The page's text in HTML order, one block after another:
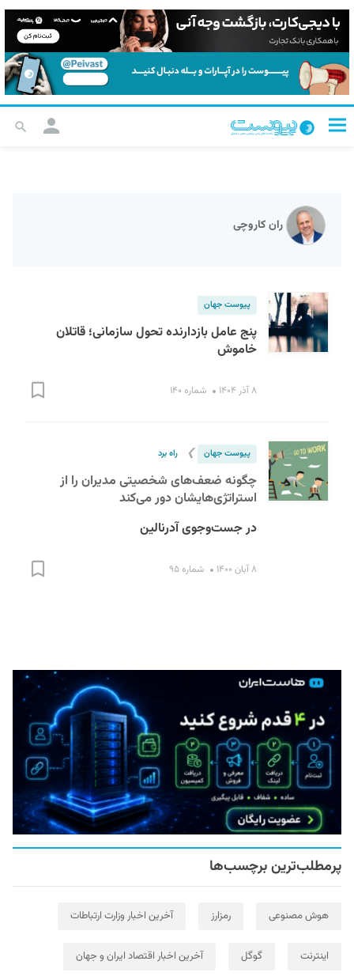
ران کاروچی
پیوست جهان
پنج عامل بازدارنده تحول سازمانی؛ قاتلان
خاموش
۸ آذر ۱۴۰۴ شماره ۱۴۰
پیوست جهان ❯ راه برد
چگونه ضعف‌های شخصیتی مدیران را از
استراتژی‌هایشان دور می‌کند
در جست‌وجوی آدرنالین
۸ آبان ۱۴۰۰ شماره ۹۵
پرمطلب‌ترین برچسب‌ها
هوش مصنوعی رمزارز آخرین اخبار وزارت ارتباطات
اینترنت گوگل آخرین اخبار اقتصاد ایران و جهان